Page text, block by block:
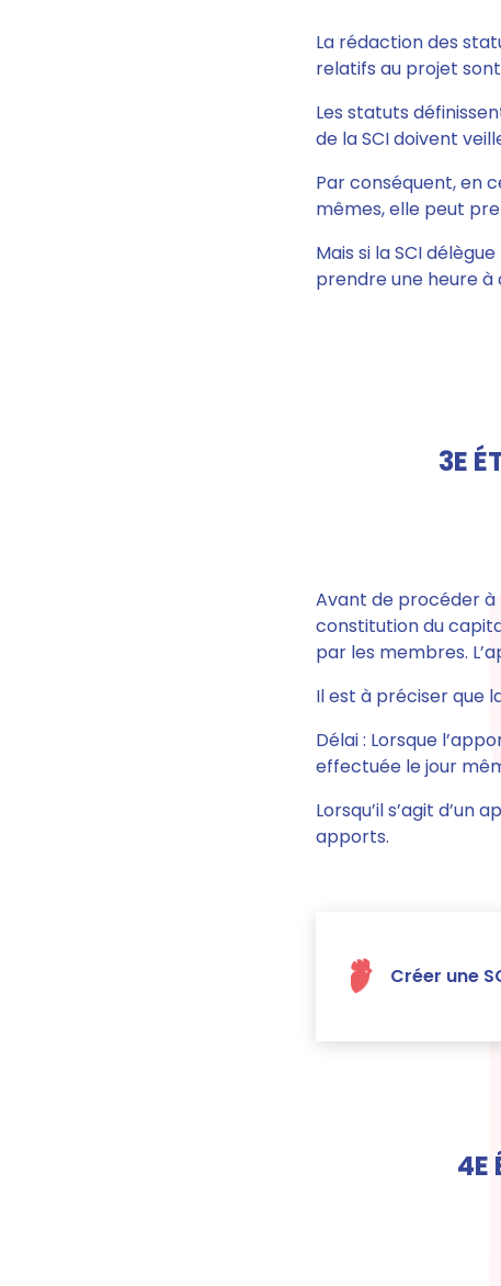
La rédaction des
relatifs au projet
Les statuts
de la SCIdoivent
Par conséquent, en
mêmes,elle peut
Mais si la SCI
prendre une heure à
3E
Avant de procéder à
constitution du
par les membres.
Il est à préciser que
Délai : Lorsque
effectuée le jour
Lorsqu’il s’agit
apports.
Créer une
4E